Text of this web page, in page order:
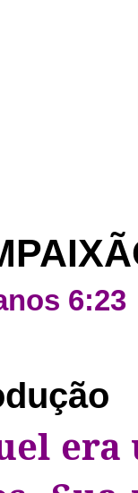
6:23
era